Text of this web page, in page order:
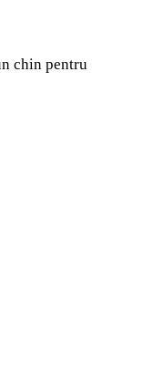
chin pentru